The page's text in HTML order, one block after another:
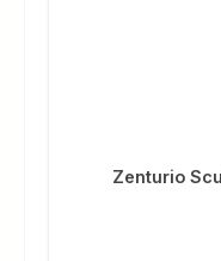
Zenturio